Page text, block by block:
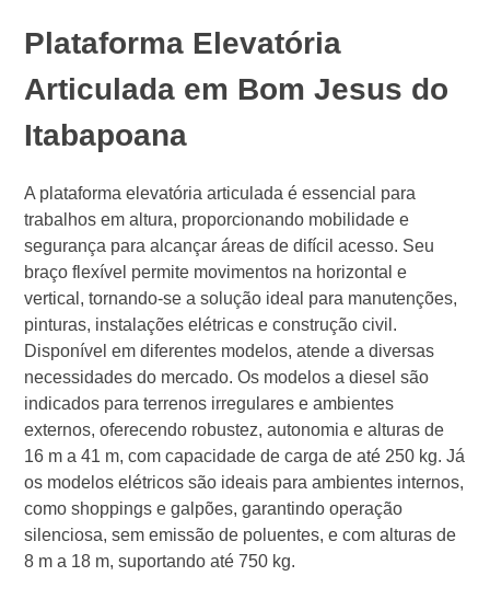
Plataforma Elevatória
Articulada em Bom Jesus do
Itabapoana
A plataforma elevatória articulada é essencial para
trabalhos em altura, proporcionando mobilidade e
segurança para alcançar áreas de difícil acesso. Seu
braço flexível permite movimentos na horizontal e
vertical, tornando-se a solução ideal para manutenções,
pinturas, instalações elétricas e construção civil.
Disponível em diferentes modelos, atende a diversas
necessidades do mercado. Os modelos a diesel são
indicados para terrenos irregulares e ambientes
externos, oferecendo robustez, autonomia e alturas de
16 m a 41 m, com capacidade de carga de até 250 kg. Já
os modelos elétricos são ideais para ambientes internos,
como shoppings e galpões, garantindo operação
silenciosa, sem emissão de poluentes, e com alturas de
8 m a 18 m, suportando até 750 kg.